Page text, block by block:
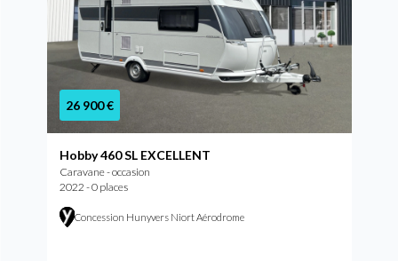
26 900 €
Hobby 460 SL EXCELLENT
Caravane - occasion
2022 - 0 places
Concession Hunyvers Niort Aérodrome